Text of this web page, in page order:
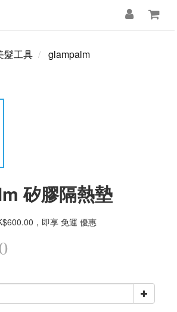
髮工具 glampalm
矽膠隔熱墊
，即享 免運 優惠